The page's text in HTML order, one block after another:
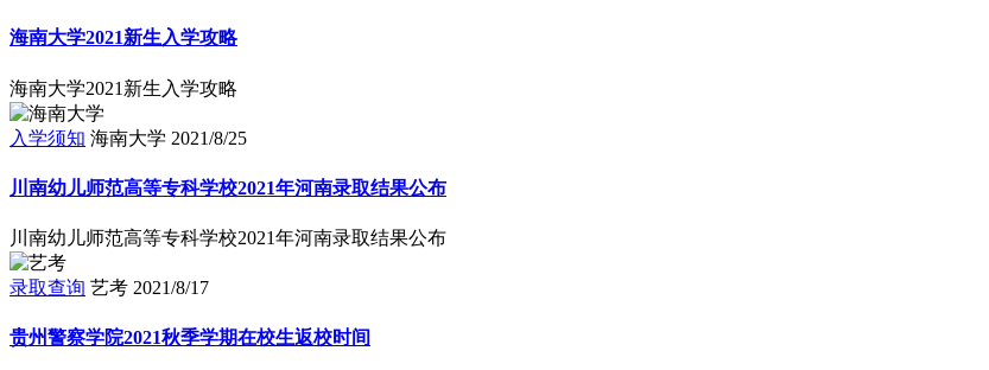
海南大学2021新生入学攻略
海南大学2021新生入学攻略
入学须知 海南大学 2021/8/25
川南幼儿师范高等专科学校2021年河南录取结果公布
川南幼儿师范高等专科学校2021年河南录取结果公布
录取查询 艺考 2021/8/17
贵州警察学院2021秋季学期在校生返校时间